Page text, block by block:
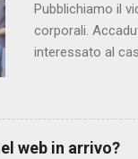
Pubblichiamo il
corporali.
interessato al
state punite e
web in arrivo?